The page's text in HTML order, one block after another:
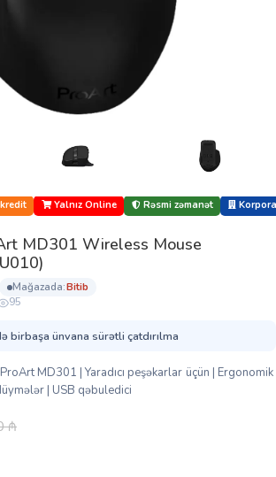
klikləyin
Yalnız Online Rəsmi zəmanət
MD301 Wireless Mouse
mağazada:
bi̇ti̇b
95
birbaşa ünvana sürətli çatdırılma
MD301 | Yaradıcı peşəkarlar üçün | Ergonomik
| USB qəbuledici
₼